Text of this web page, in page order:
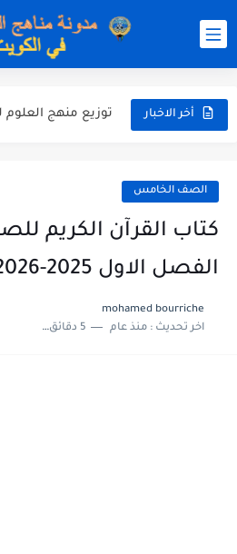
أخر الاخبار
الصف الخامس
كتاب القرآن الكريم
الفصل الاول 2025-2026
mohamed bourriche
اخر تحديث :منذ عام 5 دقائق للقراءة